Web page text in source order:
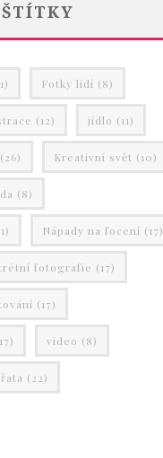
ŠTÍTKY
Fotky lidí (8)
(12) jídlo (11)
(26) Kreativní svět (10)
(8)
Nápady na focení (17)
fotografie (17)
(17)
video (8)
(22)